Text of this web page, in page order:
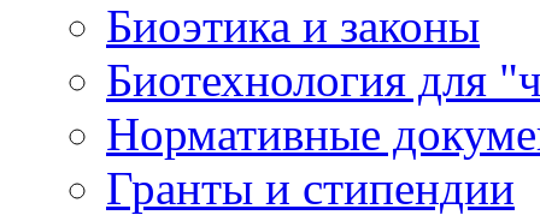
Биоэтика и законы
Биотехнология для
Нормативные
Гранты и стипендии